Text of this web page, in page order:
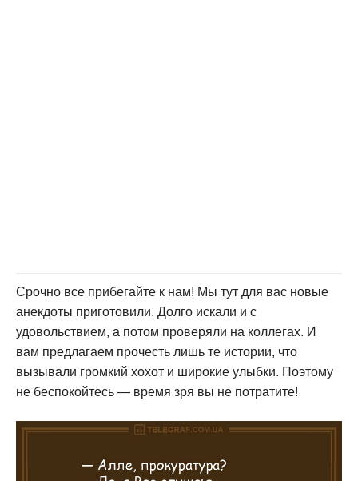
Срочно все прибегайте к нам! Мы тут для вас новые
анекдоты приготовили. Долго искали и с
удовольствием, а потом проверяли на коллегах. И
вам предлагаем прочесть лишь те истории, что
вызывали громкий хохот и широкие улыбки. Поэтому
не беспокойтесь — время зря вы не потратите!